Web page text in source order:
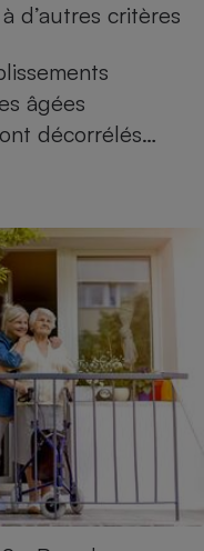
d’autres critères
âgées
décorrélés…